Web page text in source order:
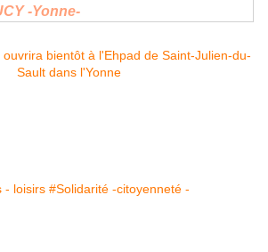
-Yonne-
- loisirs #Solidarité -citoyenneté -